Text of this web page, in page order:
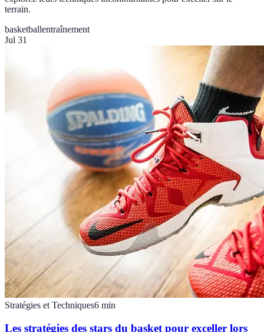
terrain.
basketballentraînement
Jul 31
Stratégies et Techniques6 min
Les stratégies des stars du basket pour exceller lors